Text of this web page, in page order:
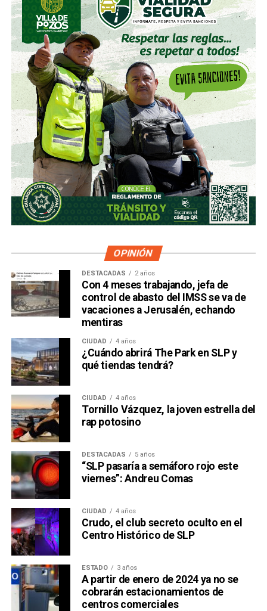
OPINIÓN
DESTACADAS 2 años
Con 4 meses trabajando, jefa de
control de abasto del IMSS se va de
vacaciones a Jerusalén, echando
mentiras
CIUDAD 4 años
¿Cuándo abrirá The Park en SLP y
qué tiendas tendrá?
CIUDAD 4 años
Tornillo Vázquez, la joven estrella del
rap potosino
DESTACADAS 5 años
“SLP pasaría a semáforo rojo este
viernes”: Andreu Comas
CIUDAD 4 años
Crudo, el club secreto oculto en el
Centro Histórico de SLP
ESTADO 3 años
A partir de enero de 2024 ya no se
cobrarán estacionamientos de
centros comerciales